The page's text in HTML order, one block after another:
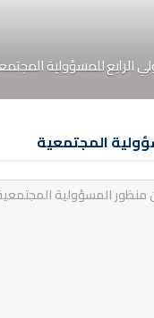
الرابع للمسؤولية
المجتمعية